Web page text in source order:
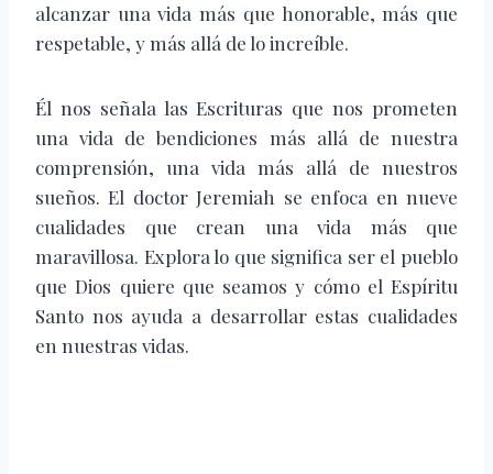
alcanzar una vida más que honorable, más que
respetable, y más allá de lo increíble.
Él nos señala las Escrituras que nos prometen
una vida de bendiciones más allá de nuestra
comprensión, una vida más allá de nuestros
sueños. El doctor Jeremiah se enfoca en nueve
cualidades que crean una vida más que
maravillosa. Explora lo que significa ser el pueblo
que Dios quiere que seamos y cómo el Espíritu
Santo nos ayuda a desarrollar estas cualidades
en nuestras vidas.